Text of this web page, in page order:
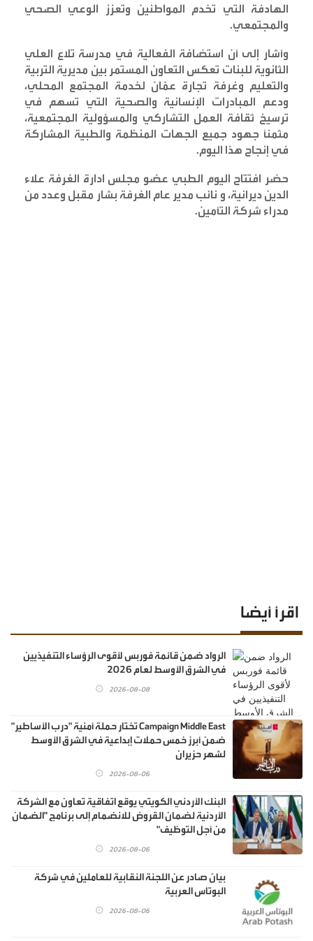
الهادفة التي تخدم المواطنين وتعزز الوعي الصحي
والمجتمعي.
وأشار إلى أن استضافة الفعالية في مدرسة تلاع العلي
الثانوية للبنات تعكس التعاون المستمر بين مديرية التربية
والتعليم وغرفة تجارة عمّان لخدمة المجتمع المحلي،
ودعم المبادرات الإنسانية والصحية التي تسهم في
ترسيخ ثقافة العمل التشاركي والمسؤولية المجتمعية،
مثمناً جهود جميع الجهات المنظمة والطبية المشاركة
في إنجاح هذا اليوم.
حضر افتتاح اليوم الطبي عضو مجلس ادارة الغرفة علاء
الدين ديرانية، و نائب مدير عام الغرفة بشار مقبل وعدد من
مدراء شركة التأمين.
اقرأ أيضا
الرواد ضمن قائمة فوربس لأقوى الرؤساء التنفيذيين
في الشرق الأوسط لعام 2026
2026-08-08
Campaign Middle East تختار حملة أمنية "درب الأساطير"
ضمن أبرز خمس حملات إبداعية في الشرق الأوسط
لشهر حزيران
2026-08-06
البنك الأردني الكويتي يوقع اتفاقية تعاون مع الشركة
الأردنية لضمان القروض للانضمام إلى برنامج "الضمان
من أجل التوظيف"
2026-08-06
بيان صادر عن اللجنة النقابية للعاملين في شركة
البوتاس العربية
2026-08-06